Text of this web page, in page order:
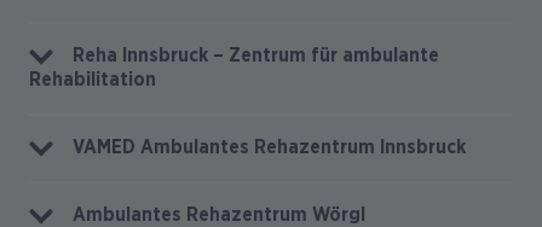
Reha Innsbruck – Zentrum für ambulante
Rehabilitation
VAMED Ambulantes Rehazentrum Innsbruck
Ambulantes Rehazentrum Wörgl